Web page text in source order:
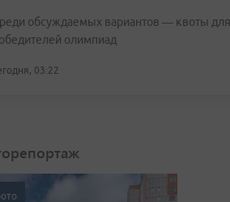
обсуждаемых вариантов — квоты для
олимпиад
03:22